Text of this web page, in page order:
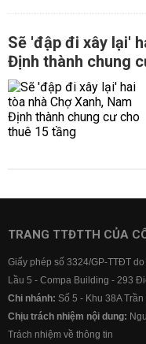
Sẽ 'đập đi xây lại'
Định thành chung
TRANG TTĐTTH CỦA
Giấy phép số 3324/GP-TTĐT
Lầu 5 - Compa Building - 293
Chi nhánh: Số 5 - Khu 38A
Chịu trách nhiệm nội dung:
Trách nhiệm về thông tin